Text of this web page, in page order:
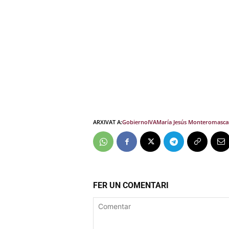
ARXIVAT A:GobiernoIVAMaría Jesús Montero
FER UN COMENTARI